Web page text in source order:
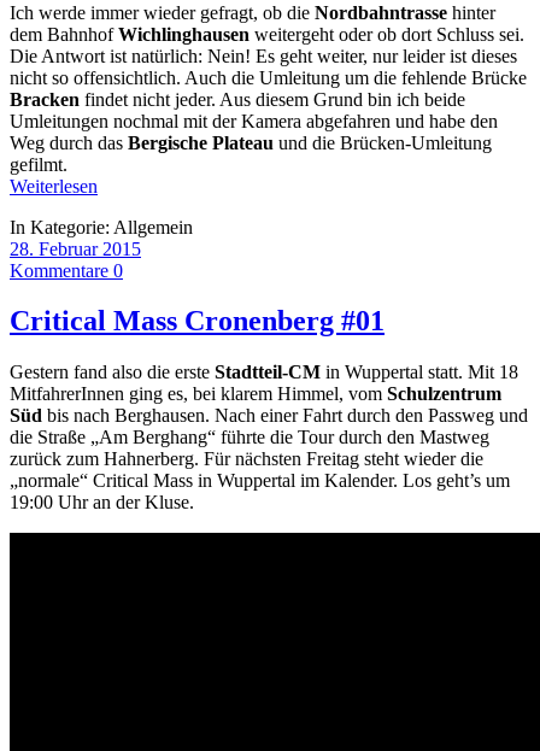
Ich werde immer wieder gefragt, ob die Nordbahntrasse hinter
dem BahnhofWichlinghausen weitergeht oder ob dort Schluss sei.
Die Antwort ist natürlich: Nein! Es geht weiter, nur leider ist dieses
nicht so offensichtlich. Auch die Umleitung um die fehlende Brücke
Bracken findet nicht jeder. Aus diesem Grund bin ich beide
Umleitungen nochmal mit der Kamera abgefahren und habe den
Weg durch das Bergische Plateau und die Brücken-Umleitung
gefilmt.
Weiterlesen
In Kategorie: Allgemein
28. Februar 2015
Kommentare 0
Critical Mass Cronenberg #01
Gestern fand also die erste Stadtteil-CM in Wuppertal statt. Mit 18
MitfahrerInnen ging es, bei klarem Himmel, vom Schulzentrum
Süd bis nach Berghausen. Nach einer Fahrt durch den Passweg und
die Straße „Am Berghang“ führte die Tour durch den Mastweg
zurück zum Hahnerberg. Für nächsten Freitag steht wieder die
„normale“ Critical Mass in Wuppertal im Kalender. Los geht’s um
19:00 Uhr an der Kluse.